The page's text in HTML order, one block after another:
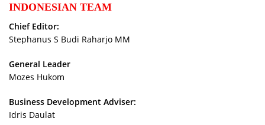
INDONESIAN TEAM
Chief Editor:
Stephanus S Budi Raharjo MM
General Leader
Mozes Hukom
Business Development Adviser:
Idris Daulat